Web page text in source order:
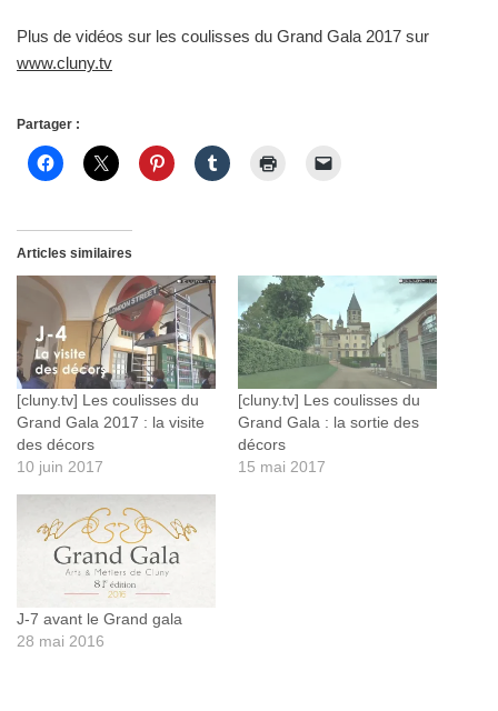
Plus de vidéos sur les coulisses du Grand Gala 2017 sur
www.cluny.tv
Partager :
Articles similaires
[cluny.tv] Les coulisses du
Grand Gala 2017 : la visite
des décors
10 juin 2017
[cluny.tv] Les coulisses du
Grand Gala : la sortie des
décors
15 mai 2017
J-7 avant le Grand gala
28 mai 2016